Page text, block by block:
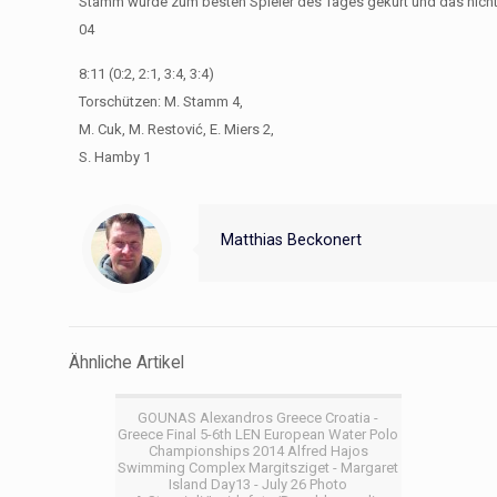
04
8:11 (0:2, 2:1, 3:4, 3:4)
Torschützen: M. Stamm 4,
M. Cuk, M. Restović, E. Miers 2,
S. Hamby 1
Matthias Beckonert
Ähnliche Artikel
GOUNAS Alexandros Greece Croatia -
Greece Final 5-6th LEN European Water Polo
Championships 2014 Alfred Hajos
Swimming Complex Margitsziget - Margaret
Island Day13 - July 26 Photo